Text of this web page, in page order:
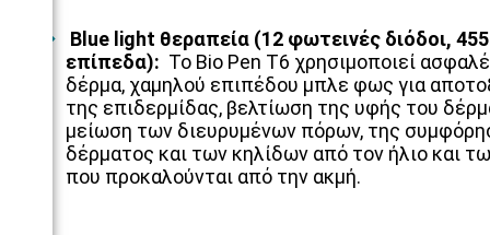
Blue light θεραπεία (12 φωτεινές διόδοι,
επίπεδα): Το Bio Pen T6 χρησιμοποιεί
δέρμα, χαμηλού επιπέδου μπλε φως για
της επιδερμίδας, βελτίωση της υφής του
μείωση των διευρυμένων πόρων, της
δέρματος και των κηλίδων από τον ήλιο και
που προκαλούνται από την ακμή.